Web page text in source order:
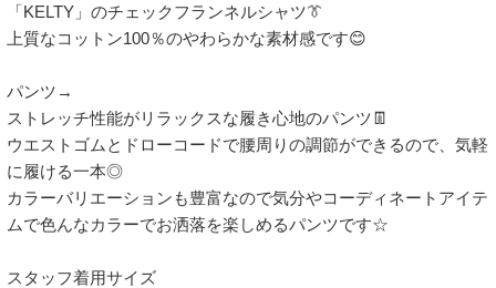
「KELTY」のチェックフランネルシャツ👔
上質なコットン100％のやわらかな素材感です😊
パンツ→
ストレッチ性能がリラックスな履き心地のパンツ👖
ウエストゴムとドローコードで腰周りの調節ができるので、気軽
に履ける一本◎
カラーバリエーションも豊富なので気分やコーディネートアイテ
ムで色んなカラーでお洒落を楽しめるパンツです☆
スタッフ着用サイズ